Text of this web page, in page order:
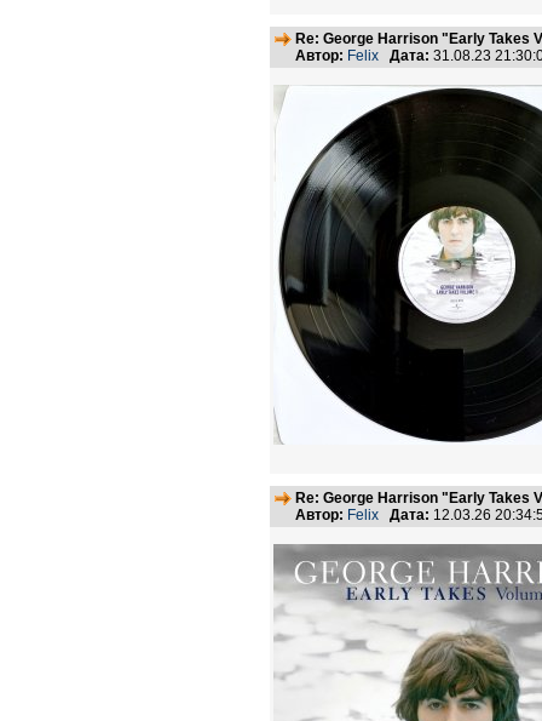
Re: George Harrison "Early Takes
Автор: Felix Дата: 31.08.23
Re: George Harrison "Early Takes
Автор: Felix Дата: 12.03.26